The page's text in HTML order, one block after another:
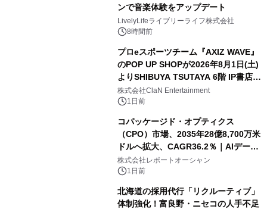
ンで音楽体験をアップデート
LivelyLifeライブリーライフ株式会社
8時間前
プロeスポーツチーム『AXIZ WAVE』
のPOP UP SHOPが2026年8月1日(土)
よりSHIBUYA TSUTAYA 6階 IP書店で
開催決定！！
株式会社ClaN Entertainment
1日前
コパッケージド・オプティクス
（CPO）市場、2035年28億8,700万米
ドルへ拡大、CAGR36.2％｜AIデータ
センター・高速光通信需要が成長を加
速
株式会社レポートオーシャン
1日前
北海道の採用代行「リクルーティブ」
体制強化！富良野・ニセコの人手不足